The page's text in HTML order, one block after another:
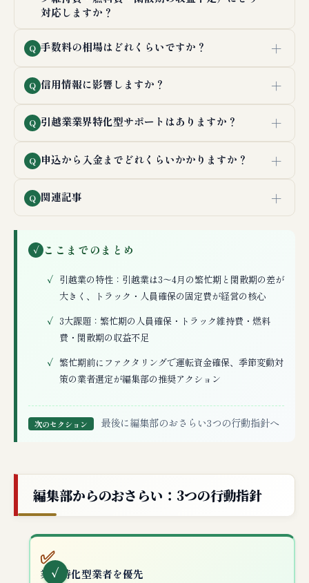
対応しますか？
Q 手数料の相場はどれくらいですか？ ＋
Q 信用情報に影響しますか？ ＋
Q 引越業業界特化型サポートはありますか？ ＋
Q 申込から入金までどれくらいかかりますか？ ＋
Q 関連記事 ＋
✓ ここまでのまとめ
引越業の特性：引越業は3〜4月の繁忙期と閑散期の差が
大きく、トラック・人員確保の固定費が経営の核心
3大課題：繁忙期の人員確保・トラック維持費・燃料
費・閑散期の収益不足
繁忙期前にファクタリングで運転資金確保、季節変動対
策の業者選定が編集部の推奨アクション
次のセクション 最後に編集部のおさらい3つの行動指針へ
編集部からのおさらい：3つの行動指針
✅
業界特化型業者を優先